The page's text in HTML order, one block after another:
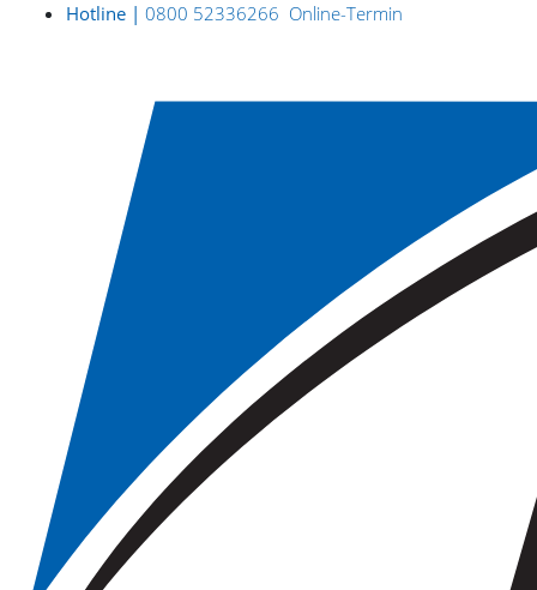
Hotline | 0800 52336266 Online-Termin